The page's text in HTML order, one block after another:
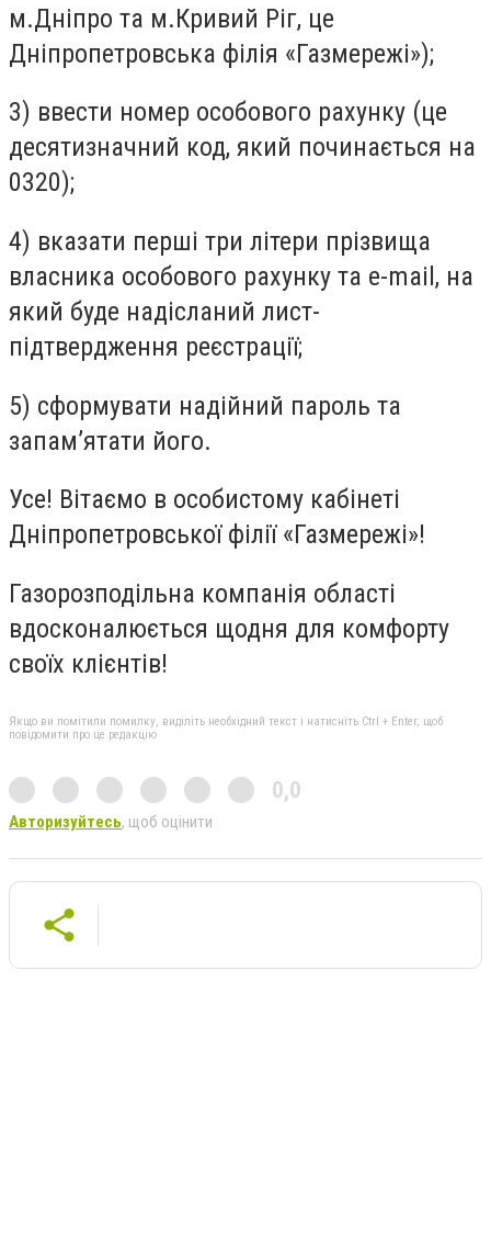
м.Дніпро та м.Кривий Ріг, це
Дніпропетровська філія «Газмережі»);
3️) ввести номер особового рахунку (це
десятизначний код, який починається на
0320);
4️) вказати перші три літери прізвища
власника особового рахунку та e-mail, на
який буде надісланий лист-
підтвердження реєстрації;
5️) сформувати надійний пароль та
запам’ятати його.
Усе! Вітаємо в особистому кабінеті
Дніпропетровської філії «Газмережі»!
Газорозподільна компанія області
вдосконалюється щодня для комфорту
своїх клієнтів!
Якщо ви помітили помилку, виділіть необхідний текст і натисніть Ctrl + Enter, щоб
повідомити про це редакцію
0,0
Авторизуйтесь, щоб оцінити